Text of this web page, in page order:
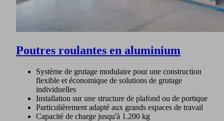
Poutres roulantes en aluminium
Système de grutage modulaire pour une construction
flexible et économique de solutions de grutage
individuelles
Installation sur une structure de plafond ou de portique
Particulièrement adapté aux grands espaces de travail
Capacité de charge jusqu'à 1.200 kg